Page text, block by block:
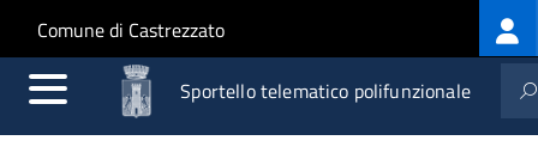
Salta al contenuto principale
Skip to site navigation
Comune di Castrezzato
Sportello telematico polifunzionale